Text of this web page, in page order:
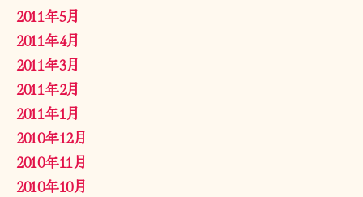
2011年5月
2011年4月
2011年3月
2011年2月
2011年1月
2010年12月
2010年11月
2010年10月